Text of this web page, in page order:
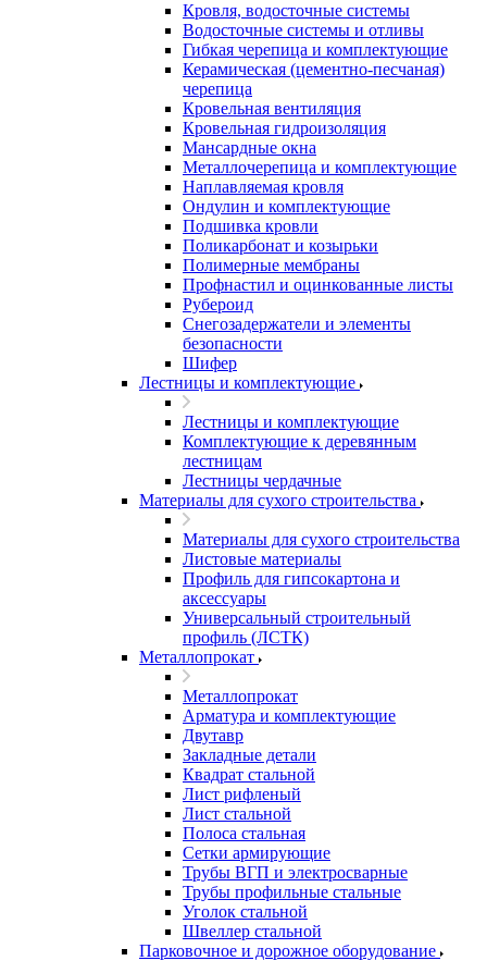
Кровля, водосточные системы
Водосточные системы и отливы
Гибкая черепица и комплектующие
Керамическая (цементно-песчаная)
черепица
Кровельная вентиляция
Кровельная гидроизоляция
Мансардные окна
Металлочерепица и комплектующие
Наплавляемая кровля
Ондулин и комплектующие
Подшивка кровли
Поликарбонат и козырьки
Полимерные мембраны
Профнастил и оцинкованные листы
Рубероид
Снегозадержатели и элементы
безопасности
Шифер
Лестницы и комплектующие
Лестницы и комплектующие
Комплектующие к деревянным
лестницам
Лестницы чердачные
Материалы для сухого строительства
Материалы для сухого строительства
Листовые материалы
Профиль для гипсокартона и
аксессуары
Универсальный строительный
профиль (ЛСТК)
Металлопрокат
Металлопрокат
Арматура и комплектующие
Двутавр
Закладные детали
Квадрат стальной
Лист рифленый
Лист стальной
Полоса стальная
Сетки армирующие
Трубы ВГП и электросварные
Трубы профильные стальные
Уголок стальной
Швеллер стальной
Парковочное и дорожное оборудование